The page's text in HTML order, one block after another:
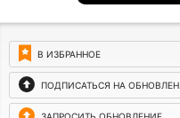
В ИЗБРАННОЕ
ПОДПИСАТЬСЯ НА ОБНОВЛЕНИЯ
ЗАПРОСИТЬ ОБНОВЛЕНИЕ